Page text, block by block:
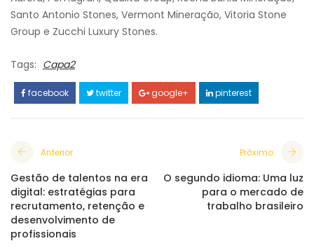
Santo Antonio Stones, Vermont Mineração, Vitoria Stone
Group e Zucchi Luxury Stones.
Tags: Capa2
facebook twitter google+ pinterest
Anterior
Gestão de talentos na era
digital: estratégias para
recrutamento, retenção e
desenvolvimento de
profissionais
Próximo
O segundo idioma: Uma luz
para o mercado de
trabalho brasileiro